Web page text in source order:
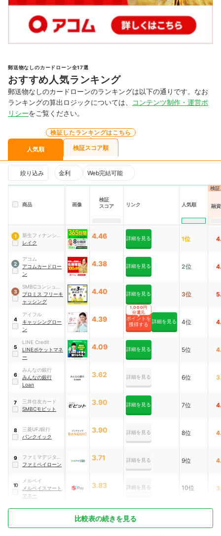
郵送物なしのカードローン全17選
おすすめ人気ランキング
郵送物なしのカードローンのランキングは以下の通りです。なお
ランキングの算出ロジックについては、
コンテンツ制作・運営ポ
リシーをご覧ください。
人気順
検証したランキングはこちら
検証スコア順
絞り込み 金利 Web完結可能
商品 画像
検証
スコア
リンク 人気順
検証
融
1
新生フィナンシャ
ル
レイク
4.46 詳細を見る 1位
2
アコム
アコムカードロー
ン
4.38 詳細を見る 2位
3
SMBCコンシュー
マーファイナンス
プロミス フリーキ
ャッシング
4.40 詳細を見る 3位
4
アイフル
キャッシングロー
ン
4.39
ポイントを
獲得する
1,000円
分還元
詳細を見る 4位
5
LINE Credit
LINEポケットマネ
ー
4.09 詳細を見る 5位
6
みんなの銀行
みんなの銀行
Loan
3.62 詳細を見る 6位
7
三井住友カード
SMBCモビット
3.90 詳細を見る 7位
8
三菱UFJ銀行
バンクイック
3.90 詳細を見る 8位
9
ファミマデジタル
ワン
ファミペイローン
3.71 詳細を見る 9位
10
メルペイ
メルペイスマート
マネー
3.83 詳細を見る 10位
比較表の続きを見る